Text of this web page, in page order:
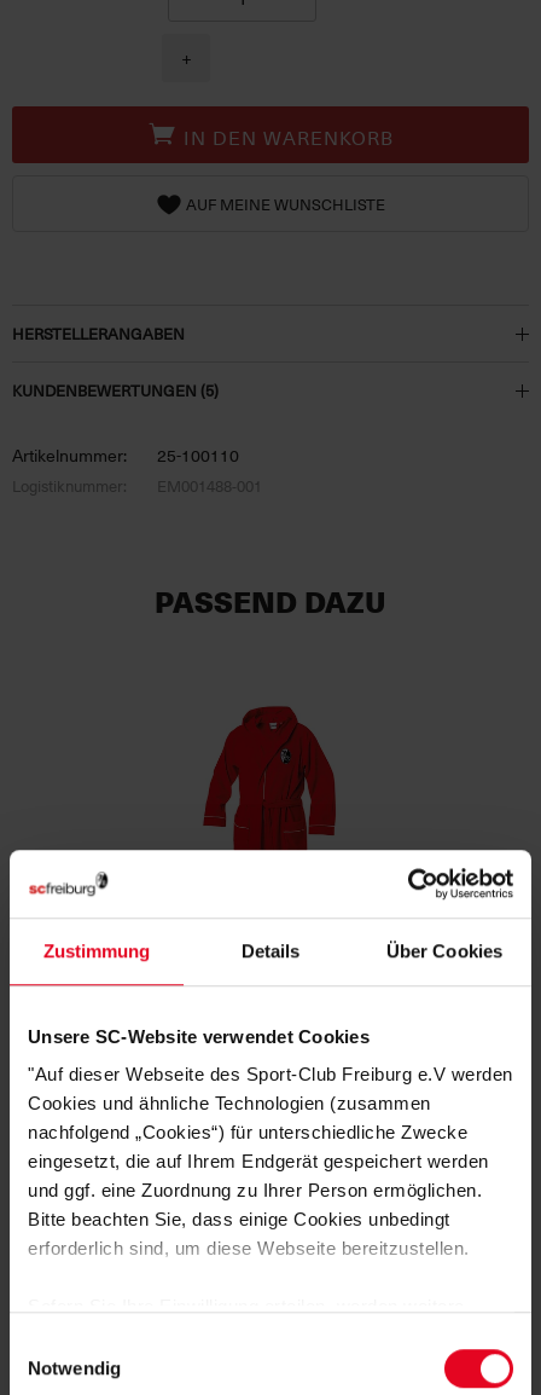
Zustimmung Details Über Cookies
Unsere SC-Website verwendet Cookies
"Auf dieser Webseite des Sport-Club Freiburg e.V werden
Cookies und ähnliche Technologien (zusammen
nachfolgend „Cookies“) für unterschiedliche Zwecke
eingesetzt, die auf Ihrem Endgerät gespeichert werden
und ggf. eine Zuordnung zu Ihrer Person ermöglichen.
Bitte beachten Sie, dass einige Cookies unbedingt
erforderlich sind, um diese Webseite bereitzustellen.
Daten von Ihnen (z.B. persönlichen Identifikatoren oder
Notwendig
+
IN DEN WARENKORB
AUF MEINE WUNSCHLISTE
HERSTELLERANGABEN
KUNDENBEWERTUNGEN (5)
Artikelnummer: 25-100110
Logistiknummer: EM001488-001
PASSEND DAZU
€ 59,95
DAS KÖNNTE DIR AUCH